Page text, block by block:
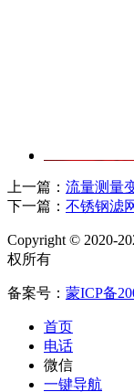
上一篇： 流量测量
下一篇： 不锈钢滤
Copyright © 2020-
权所有
备案号： 蒙ICP备
首页
电话
微信
一键导航